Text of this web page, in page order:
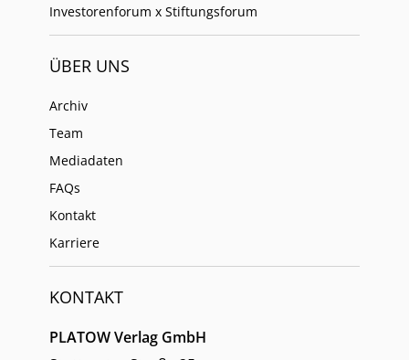
Investorenforum x Stiftungsforum
ÜBER UNS
Archiv
Team
Mediadaten
FAQs
Kontakt
Karriere
KONTAKT
PLATOW Verlag GmbH